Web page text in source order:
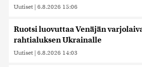
Uutiset | 6.8.2026 15:06
Ruotsi luovuttaa Venäjän
rahtialuksen Ukrainalle
Uutiset | 6.8.2026 14:03